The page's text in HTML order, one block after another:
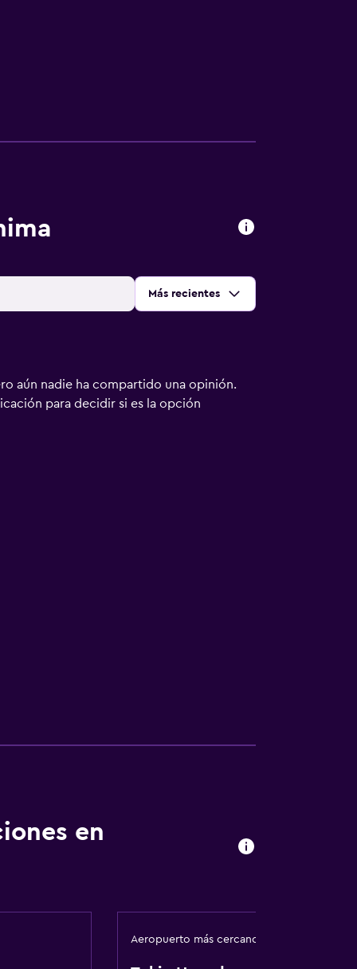
Ordenar por:
Más recientes
aún nadie ha compartido una opinión.
para decidir si es la opción
en
Aeropuerto más cercano